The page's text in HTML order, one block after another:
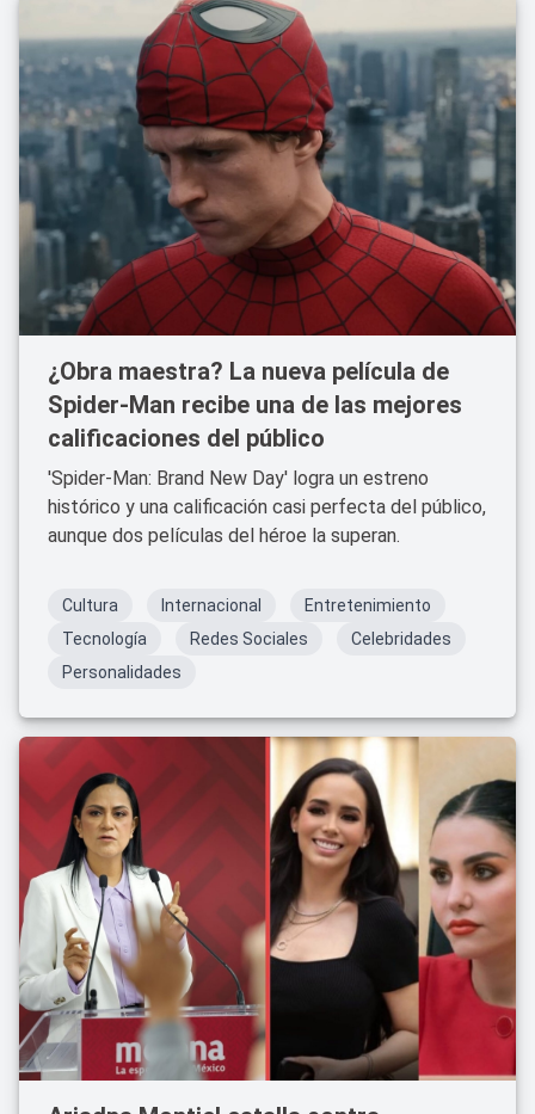
¿Obra maestra? La nueva película de
Spider-Man recibe una de las mejores
calificaciones del público
'Spider-Man: Brand New Day' logra un estreno
histórico y una calificación casi perfecta del público,
aunque dos películas del héroe la superan.
Cultura Internacional
Entretenimiento
Tecnología
Redes Sociales
Celebridades
Personalidades